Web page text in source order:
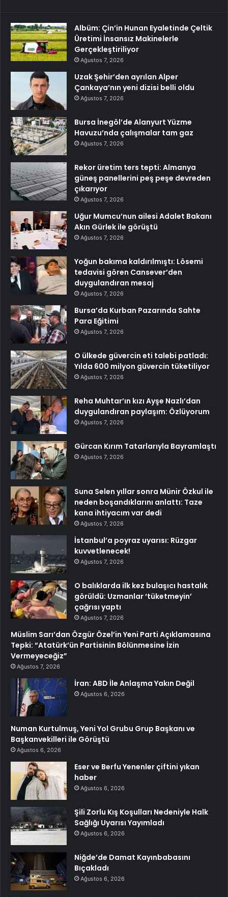
Albüm: Çin’in Hunan Eyaletinde Çeltik
Üretimi İnsansız Makinelerle
Gerçekleştiriliyor
Ağustos 7, 2026
Uzak Şehir’den ayrılan Alper
Çankaya’nın yeni dizisi belli oldu
Ağustos 7, 2026
Bursa İnegöl’de Alanyurt Yüzme
Havuzu’nda çalışmalar tam gaz
Ağustos 7, 2026
Rekor üretim ters tepti: Almanya
güneş panellerini peş peşe devreden
çıkarıyor
Ağustos 7, 2026
Uğur Mumcu’nun ailesi Adalet Bakanı
Akın Gürlek ile görüştü
Ağustos 7, 2026
Yoğun bakıma kaldırılmıştı: Lösemi
tedavisi gören Cansever’den
duygulandıran mesaj
Ağustos 7, 2026
Bursa’da Kurban Pazarında Sahte
Para Eğitimi
Ağustos 7, 2026
O ülkede güvercin eti talebi patladı:
Yılda 600 milyon güvercin tüketiliyor
Ağustos 7, 2026
Reha Muhtar’ın kızı Ayşe Nazlı’dan
duygulandıran paylaşım: Özlüyorum
Ağustos 7, 2026
Gürcan Kırım Tatarlarıyla Bayramlaştı
Ağustos 7, 2026
Suna Selen yıllar sonra Münir Özkul ile
neden boşandıklarını anlattı: Taze
kana ihtiyacım var dedi
Ağustos 7, 2026
İstanbul’a poyraz uyarısı: Rüzgar
kuvvetlenecek!
Ağustos 7, 2026
O balıklarda ilk kez bulaşıcı hastalık
görüldü: Uzmanlar ‘tüketmeyin’
çağrısı yaptı
Ağustos 7, 2026
Müslim Sarı’dan Özgür Özel’in Yeni Parti Açıklamasına
Tepki: “Atatürk’ün Partisinin Bölünmesine İzin
Vermeyeceğiz”
Ağustos 7, 2026
İran: ABD İle Anlaşma Yakın Değil
Ağustos 6, 2026
Numan Kurtulmuş, Yeni Yol Grubu Grup Başkanı ve
Başkanvekilleri ile Görüştü
Ağustos 6, 2026
Eser ve Berfu Yenenler çiftini yıkan
haber
Ağustos 6, 2026
Şili Zorlu Kış Koşulları Nedeniyle Halk
Sağlığı Uyarısı Yayımladı
Ağustos 6, 2026
Niğde’de Damat Kayınbabasını
Bıçakladı
Ağustos 6, 2026